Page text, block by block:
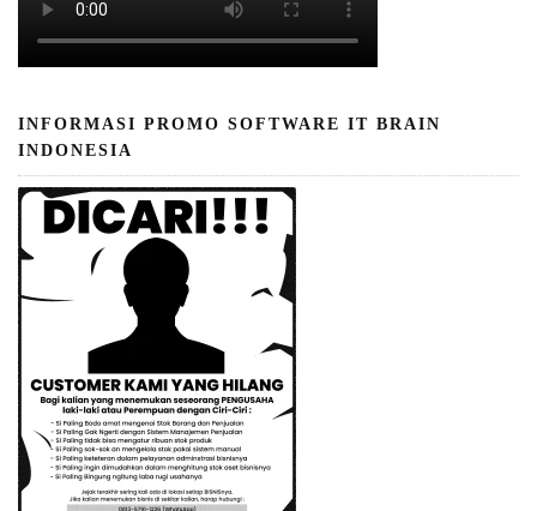
INFORMASI PROMO SOFTWARE IT BRAIN
INDONESIA